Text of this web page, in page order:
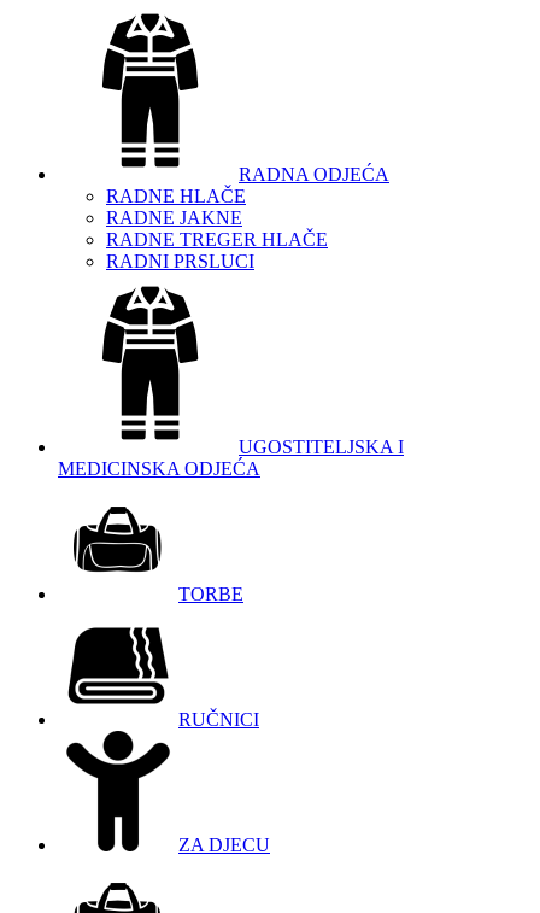
RADNA ODJEĆA
RADNE HLAČE
RADNE JAKNE
RADNE TREGER HLAČE
RADNI PRSLUCI
UGOSTITELJSKA I
MEDICINSKA ODJEĆA
TORBE
RUČNICI
ZA DJECU